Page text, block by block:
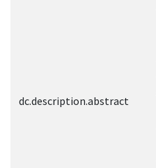
dc.description.abstract